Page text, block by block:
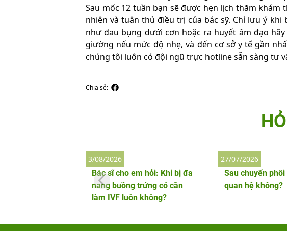
Sau mốc 12 tuần bạn sẽ được hẹn lịch thăm
nhiên và tuân thủ điều trị của bác sỹ. Chỉ lưu ý
như đau bụng dưới cơn hoặc ra huyết âm đạo
giường nếu mức độ nhẹ, và đến cơ sở y tế gần
chúng tôi luôn có đội ngũ trực hotline sẵn sàng tư
Chia sẻ:
Bác sĩ cho em hỏi: Khi bị đa
nang buồng trứng có cần
làm IVF luôn không?
3/08/2026
Sau chuyển
quan hệ không?
27/07/2026